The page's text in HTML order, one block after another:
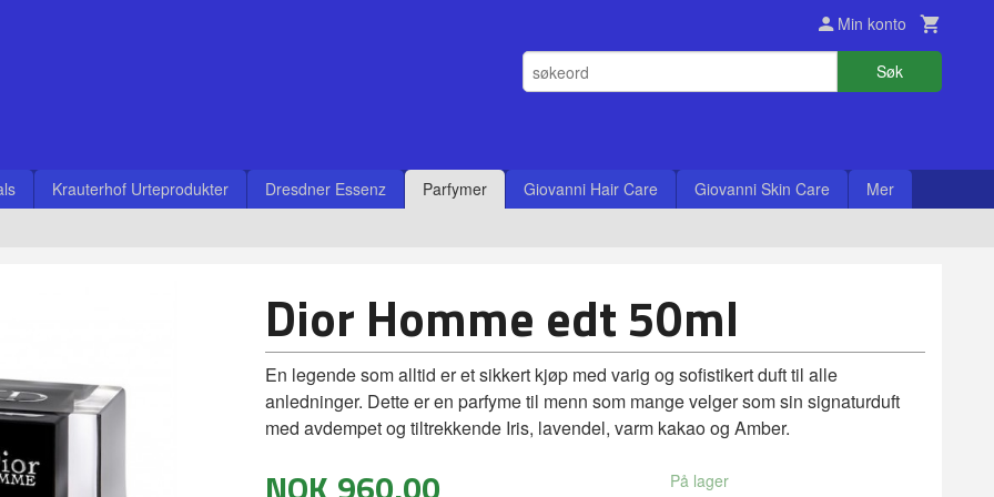
Min konto
Søk
Krauterhof Urteprodukter Dresdner Essenz Parfymer Giovanni Hair Care Giovanni Skin Care Mer
Dior Homme edt 50ml
En legende som alltid er et sikkert kjøp med varig og sofistikert duft til alle
anledninger. Dette er en parfyme til menn som mange velger som sin signaturduft
med avdempet og tiltrekkende Iris, lavendel, varm kakao og Amber.
På lager